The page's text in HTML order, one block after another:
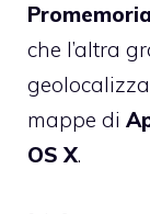
Promemoria
che l’altra
mappe di
OS X.